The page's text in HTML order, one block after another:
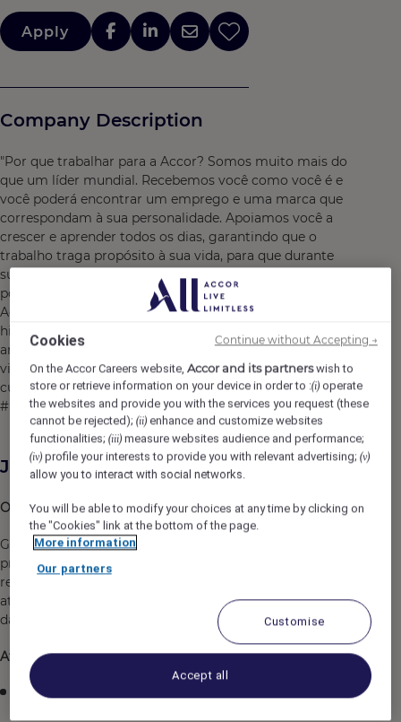
Apply
Company Description
"Por que trabalhar para a Accor? Somos muito mais do
que um líder mundial. Recebemos você como você é e
você poderá encontrar um emprego e uma marca que
correspondam à sua personalidade. Apoiamos você a
crescer e aprender todos os dias, garantindo que o
trabalho traga propósito à sua vida, para que durante
sua jornada conosco você possa continuar a explorar as
possibilidades ilimitadas da Accor. Ao ingressar na
Accor, você poderá escrever cada capítulo da sua
história e juntos podemos imaginar a hospitalidade de
amanhã. Descubra a vida que espera por você na Accor,
visite https://careers.accor.com/ Faça o que você ama,
cuide do mundo, ouse desafiar o status quo!
#BELIMITLESS"
Job Description
Objetivo:
Garantir o fiel cumprimento dos processos e
procedimentos estabelecidos para área, bem como
recepcionar hóspedes/clientes no balcão ou por telefone,
atendendo aos padrões de excelência no atendimento e
da marca.
Atribuições e Responsabilidades:
Verificar se os processos e documentos seguem as
Cookies
On the Accor Careers website,Accor and its partnerswish to
store or retrieve information on your device in order to :(i) operate
the websites and provide you with the services you request (these
cannot be rejected);(ii) enhance and customize websites
functionalities;(iii) measure websites audience and performance;
(iv) profile your interests to provide you with relevant advertising;(v)
allow you to interact with social networks.
You will be able to modify your choices at any time by clicking on
the "Cookies" link at the bottom of the page.
More information
Our partners
Customise
Accept all
Continue without Accepting →